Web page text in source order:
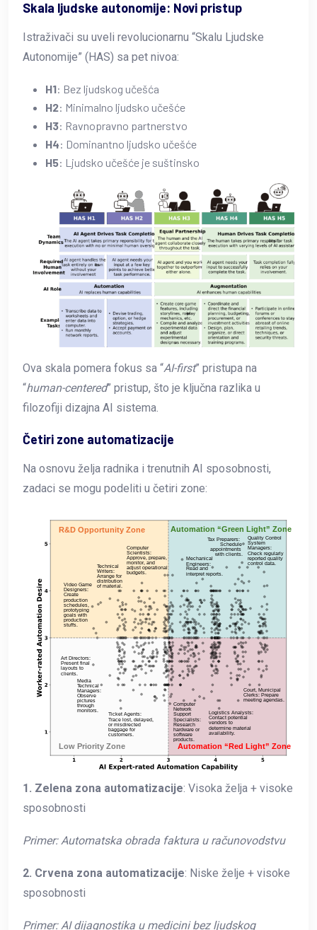
Skala ljudske autonomije: Novi pristup
Istraživači su uveli revolucionarnu “Skalu Ljudske
Autonomije” (HAS) sa pet nivoa:
H1: Bez ljudskog učešća
H2: Minimalno ljudsko učešće
H3: Ravnopravno partnerstvo
H4: Dominantno ljudsko učešće
H5: Ljudsko učešće je suštinsko
Ova skala pomera fokus sa “AI-first” pristupa na
“human-centered” pristup, što je ključna razlika u
filozofiji dizajna AI sistema.
Četiri zone automatizacije
Na osnovu želja radnika i trenutnih AI sposobnosti,
zadaci se mogu podeliti u četiri zone:
1. Zelena zona automatizacije: Visoka želja + visoke
sposobnosti
Primer: Automatska obrada faktura u računovodstvu
2. Crvena zona automatizacije: Niske želje + visoke
sposobnosti
Primer: AI dijagnostika u medicini bez ljudskog